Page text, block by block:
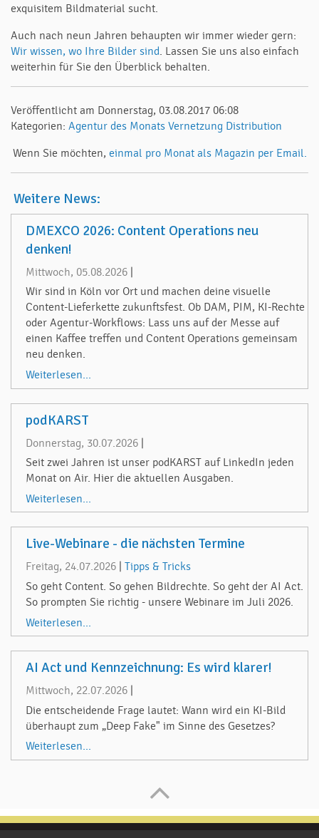
exquisitem Bildmaterial sucht.
Auch nach neun Jahren behaupten wir immer wieder gern:
Wir wissen, wo Ihre Bilder sind. Lassen Sie uns also einfach
weiterhin für Sie den Überblick behalten.
Veröffentlicht am Donnerstag, 03.08.2017 06:08
Kategorien: Agentur des Monats Vernetzung Distribution
Wenn Sie möchten, einmal pro Monat als Magazin per Email.
Weitere News:
DMEXCO 2026: Content Operations neu
denken!
Mittwoch, 05.08.2026
Wir sind in Köln vor Ort und machen deine visuelle
Content-Lieferkette zukunftsfest. Ob DAM, PIM, KI-Rechte
oder Agentur-Workflows: Lass uns auf der Messe auf
einen Kaffee treffen und Content Operations gemeinsam
neu denken.
Weiterlesen...
podKARST
Donnerstag, 30.07.2026
Seit zwei Jahren ist unser podKARST auf LinkedIn jeden
Monat on Air. Hier die aktuellen Ausgaben.
Weiterlesen...
Live-Webinare - die nächsten Termine
Freitag, 24.07.2026
Tipps & Tricks
So geht Content. So gehen Bildrechte. So geht der AI Act.
So prompten Sie richtig - unsere Webinare im Juli 2026.
Weiterlesen...
AI Act und Kennzeichnung: Es wird klarer!
Mittwoch, 22.07.2026
Die entscheidende Frage lautet: Wann wird ein KI-Bild
überhaupt zum „Deep Fake" im Sinne des Gesetzes?
Weiterlesen...